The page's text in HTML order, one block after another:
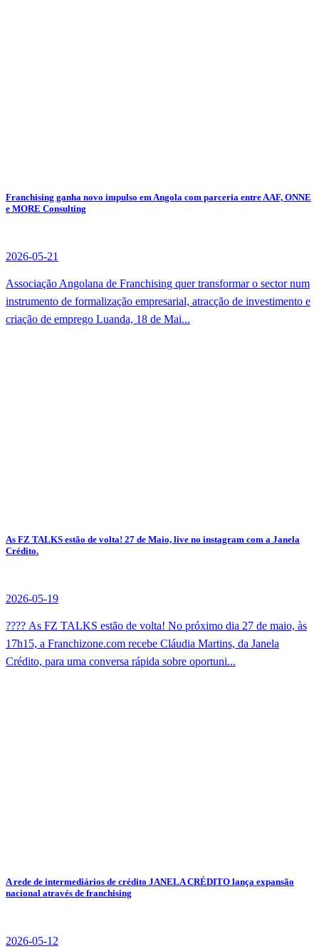
Franchising ganha novo impulso em Angola com parceria entre AAF, ONNE
e MORE Consulting
2026-05-21
Associação Angolana de Franchising quer transformar o sector num
instrumento de formalização empresarial, atracção de investimento e
criação de emprego Luanda, 18 de Mai...
As FZ TALKS estão de volta! 27 de Maio, live no instagram com a Janela
Crédito.
2026-05-19
???? As FZ TALKS estão de volta! No próximo dia 27 de maio, às
17h15, a Franchizone.com recebe Cláudia Martins, da Janela
Crédito, para uma conversa rápida sobre oportuni...
A rede de intermediários de crédito JANELA CRÉDITO lança expansão
nacional através de franchising
2026-05-12